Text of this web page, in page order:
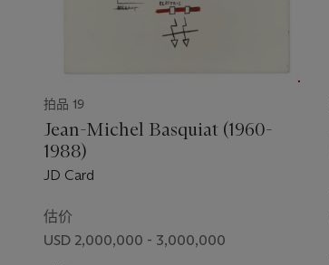
拍品 19
Jean-Michel Basquiat (1960-
1988)
JD Card
估价
USD 2,000,000 - 3,000,000